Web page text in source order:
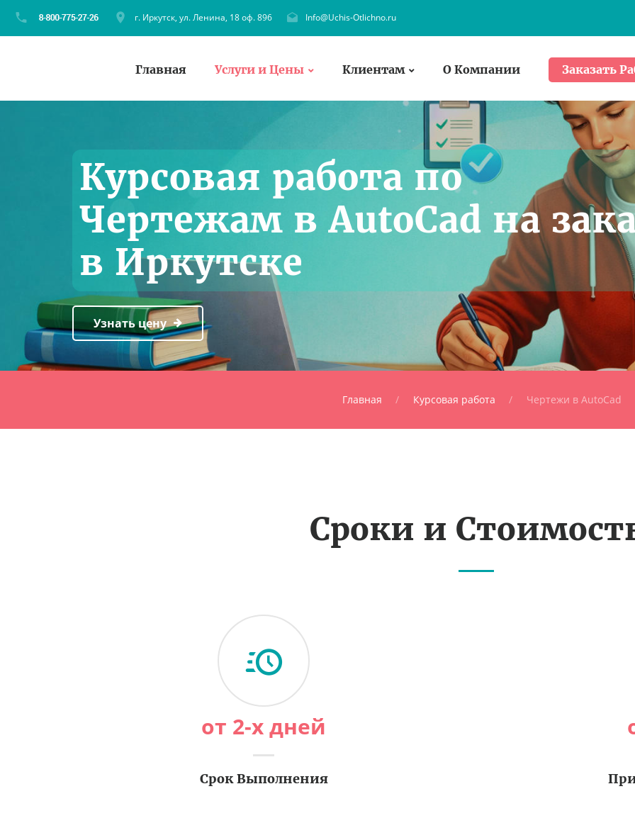
г. Иркутск, ул. Ленина, 18 оф. 896 Info@Uchis-Otlichno.ru
Главная Услуги и Цены Клиентам О Компании Заказать
Курсовая работа по
Чертежам в AutoCad на
в Иркутске
Узнать цену
Главная Курсовая работа Чертежи в AutoCad
Сроки и
от 2-х дней
Срок Выполнения